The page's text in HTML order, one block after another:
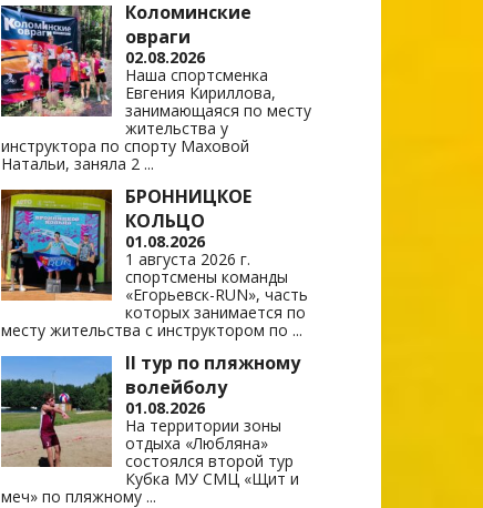
Коломинские
овраги
02.08.2026
Наша спортсменка
Евгения Кириллова,
занимающаяся по месту
жительства у
инструктора по спорту Маховой
Натальи, заняла 2 ...
БРОННИЦКОЕ
КОЛЬЦО
01.08.2026
1 августа 2026 г.
спортсмены команды
«Егорьевск-RUN», часть
которых занимается по
месту жительства с инструктором по ...
II тур по пляжному
волейболу
01.08.2026
На территории зоны
отдыха «Любляна»
состоялся второй тур
Кубка МУ СМЦ «Щит и
меч» по пляжному ...